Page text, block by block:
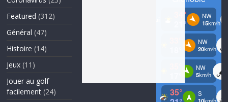
Featured (312)
Général (47)
Histoire (14)
Jeux (11)
Jouer au golf
facilement (24)